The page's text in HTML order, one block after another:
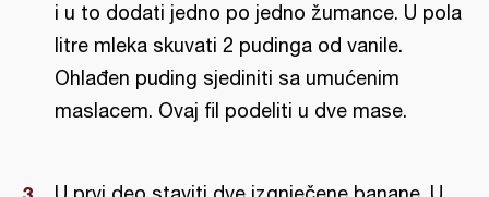
i u to dodati jedno po jedno žumance. U pola
litre mleka skuvati 2 pudinga od vanile.
Ohlađen puding sjediniti sa umućenim
maslacem. Ovaj fil podeliti u dve mase.